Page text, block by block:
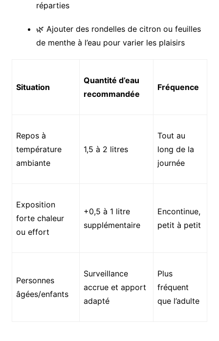
réparties
🌿 Ajouter des rondelles de citron ou feuilles
de menthe à l’eau pour varier les plaisirs
Situation
Quantité d’eau
recommandée
Fréquence
Repos à
température
ambiante
1,5 à 2 litres
Tout au
long de la
journée
Exposition
forte chaleur
ou effort
+0,5 à 1 litre
supplémentaire
Encontinue,
petit à petit
Personnes
âgées/enfants
Surveillance
accrue et apport
adapté
Plus
fréquent
que l’adulte